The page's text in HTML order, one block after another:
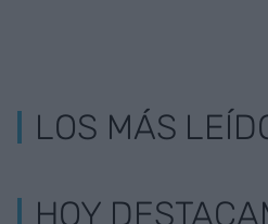
LOS MÁS
HOY